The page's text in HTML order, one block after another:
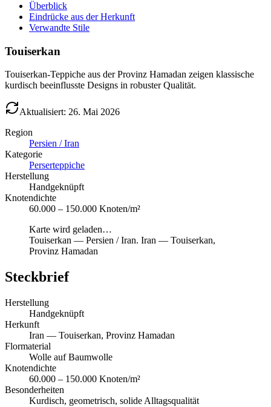
Überblick
Eindrücke aus der Herkunft
Verwandte Stile
Touiserkan
Touiserkan-Teppiche aus der Provinz Hamadan zeigen klassische
kurdisch beeinflusste Designs in robuster Qualität.
Aktualisiert: 26. Mai 2026
Region
Persien / Iran
Kategorie
Perserteppiche
Herstellung
Handgeknüpft
Knotendichte
60.000 – 150.000 Knoten/m²
Karte wird geladen…
Touiserkan — Persien / Iran. Iran — Touiserkan,
Provinz Hamadan
Steckbrief
Herstellung
Handgeknüpft
Herkunft
Iran — Touiserkan, Provinz Hamadan
Flormaterial
Wolle auf Baumwolle
Knotendichte
60.000 – 150.000 Knoten/m²
Besonderheiten
Kurdisch, geometrisch, solide Alltagsqualität